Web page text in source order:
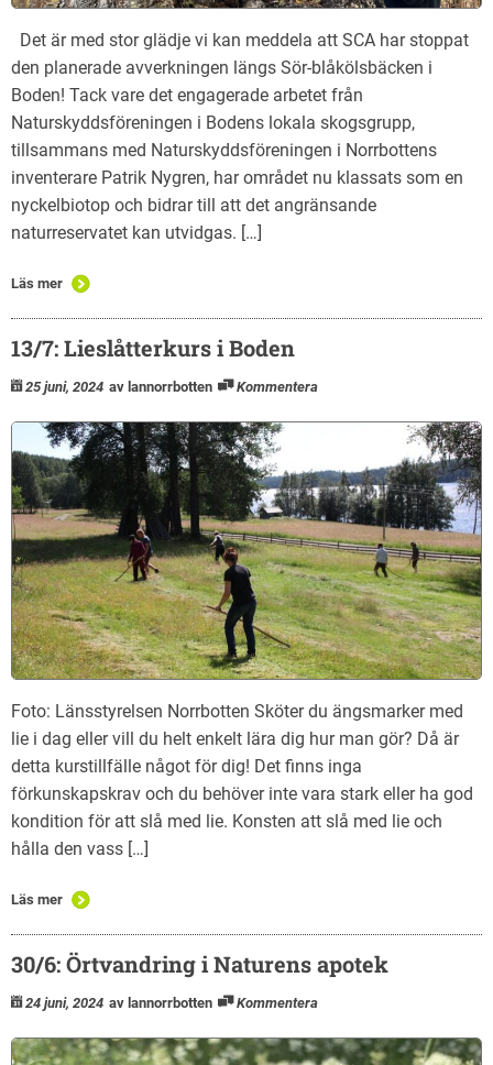
Det är med stor glädje vi kan meddela att SCA har stoppat
den planerade avverkningen längs Sör-blåkölsbäcken i
Boden! Tack vare det engagerade arbetet från
Naturskyddsföreningen i Bodens lokala skogsgrupp,
tillsammans med Naturskyddsföreningen i Norrbottens
inventerare Patrik Nygren, har området nu klassats som en
nyckelbiotop och bidrar till att det angränsande
naturreservatet kan utvidgas. […]
Läs mer
13/7: Lieslåtterkurs i Boden
25 juni, 2024 av lannorrbotten Kommentera
Foto: Länsstyrelsen Norrbotten Sköter du ängsmarker med
lie i dag eller vill du helt enkelt lära dig hur man gör? Då är
detta kurstillfälle något för dig! Det finns inga
förkunskapskrav och du behöver inte vara stark eller ha god
kondition för att slå med lie. Konsten att slå med lie och
hålla den vass […]
Läs mer
30/6: Örtvandring i Naturens apotek
24 juni, 2024 av lannorrbotten Kommentera